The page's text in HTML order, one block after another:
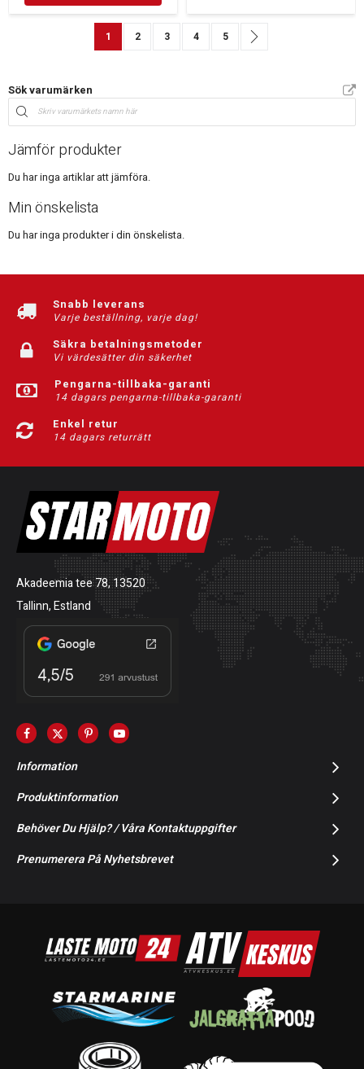
SidaYou're currently reading page
1 Sida
2 Sida
3 Sida
4 Sida
5
Sök varumärken
Jämför produkter
Du har inga artiklar att jämföra.
Min önskelista
Du har inga produkter i din önskelista.
Snabb leverans
Varje beställning, varje dag!
Säkra betalningsmetoder
Vi värdesätter din säkerhet
Pengarna-tillbaka-garanti
14 dagars pengarna-tillbaka-garanti
Enkel retur
14 dagars returrätt
Akadeemia tee 78, 13520
Tallinn, Estland
Information
Produktinformation
Behöver Du Hjälp? / Våra Kontaktuppgifter
Prenumerera På Nyhetsbrevet